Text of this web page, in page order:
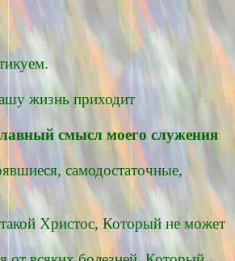
жизнь приходит
смысл моего служения
самодостаточные,
Христос, Который не может